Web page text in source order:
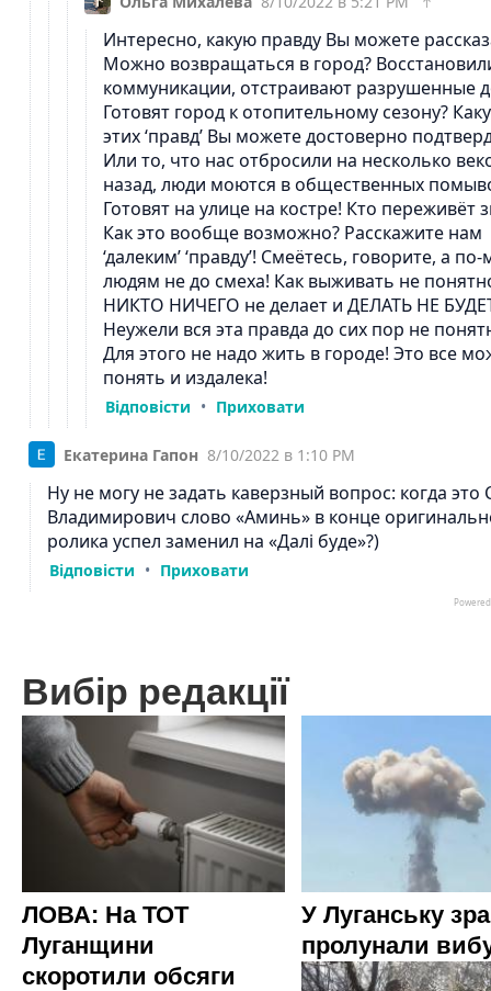
Вибір редакції
ЛОВА: На ТОТ
Луганщини
скоротили обсяги
У Луганську
пролунали